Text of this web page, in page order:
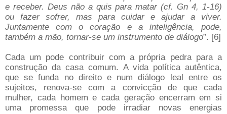
e receber. Deus não a quis para matar (cf. Gn 4, 1-16)
ou fazer sofrer, mas para cuidar e ajudar a viver.
Juntamente com o coração e a inteligência, pode,
também a mão, tornar-se um instrumento de diálogo”. [6]
Cada um pode contribuir com a própria pedra para a
construção da casa comum. A vida política autêntica,
que se funda no direito e num diálogo leal entre os
sujeitos, renova-se com a convicção de que cada
mulher, cada homem e cada geração encerram em si
uma promessa que pode irradiar novas energias